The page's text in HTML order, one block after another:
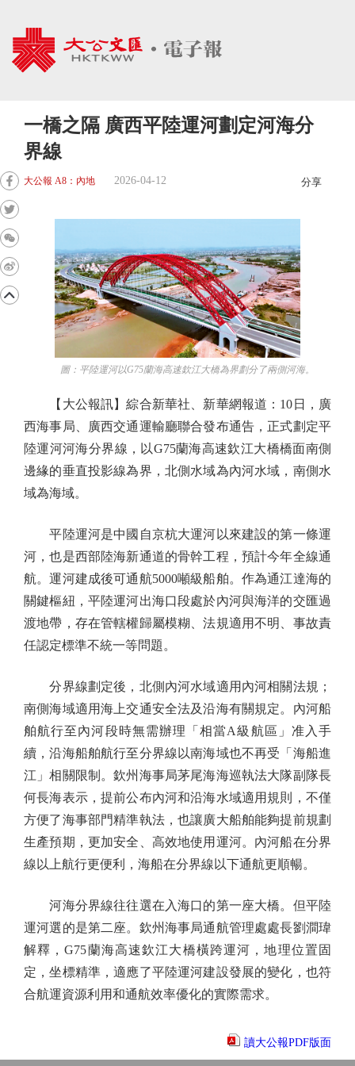
一橋之隔 廣西平陸運河劃定河海分
界線
大公報 A8：內地 2026-04-12 分享
圖：平陸運河以G75蘭海高速欽江大橋為界劃分了兩側河海。
【大公報訊】綜合新華社、新華網報道：10日，廣
西海事局、廣西交通運輸廳聯合發布通告，正式劃定平
陸運河河海分界線，以G75蘭海高速欽江大橋橋面南側
邊緣的垂直投影線為界，北側水域為內河水域，南側水
域為海域。
平陸運河是中國自京杭大運河以來建設的第一條運
河，也是西部陸海新通道的骨幹工程，預計今年全線通
航。運河建成後可通航5000噸級船舶。作為通江達海的
關鍵樞紐，平陸運河出海口段處於內河與海洋的交匯過
渡地帶，存在管轄權歸屬模糊、法規適用不明、事故責
任認定標準不統一等問題。
分界線劃定後，北側內河水域適用內河相關法規；
南側海域適用海上交通安全法及沿海有關規定。內河船
舶航行至內河段時無需辦理「相當A級航區」准入手
續，沿海船舶航行至分界線以南海域也不再受「海船進
江」相關限制。欽州海事局茅尾海海巡執法大隊副隊長
何長海表示，提前公布內河和沿海水域適用規則，不僅
方便了海事部門精準執法，也讓廣大船舶能夠提前規劃
生產預期，更加安全、高效地使用運河。內河船在分界
線以上航行更便利，海船在分界線以下通航更順暢。
河海分界線往往選在入海口的第一座大橋。但平陸
運河選的是第二座。欽州海事局通航管理處處長劉澗瑋
解釋，G75蘭海高速欽江大橋橫跨運河，地理位置固
定，坐標精準，適應了平陸運河建設發展的變化，也符
合航運資源利用和通航效率優化的實際需求。
讀大公報PDF版面